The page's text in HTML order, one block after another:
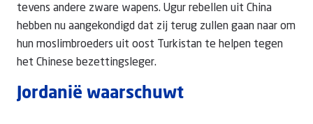
tevens andere zware wapens. Ugur rebellen uit China
hebben nu aangekondigd dat zij terug zullen gaan naar om
hun moslimbroeders uit oost Turkistan te helpen tegen
het Chinese bezettingsleger.
Jordanië waarschuwt